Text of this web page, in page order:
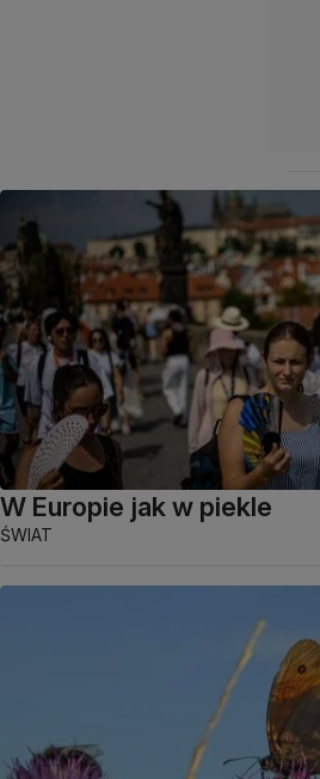
W Europie jak w piekle
ŚWIAT